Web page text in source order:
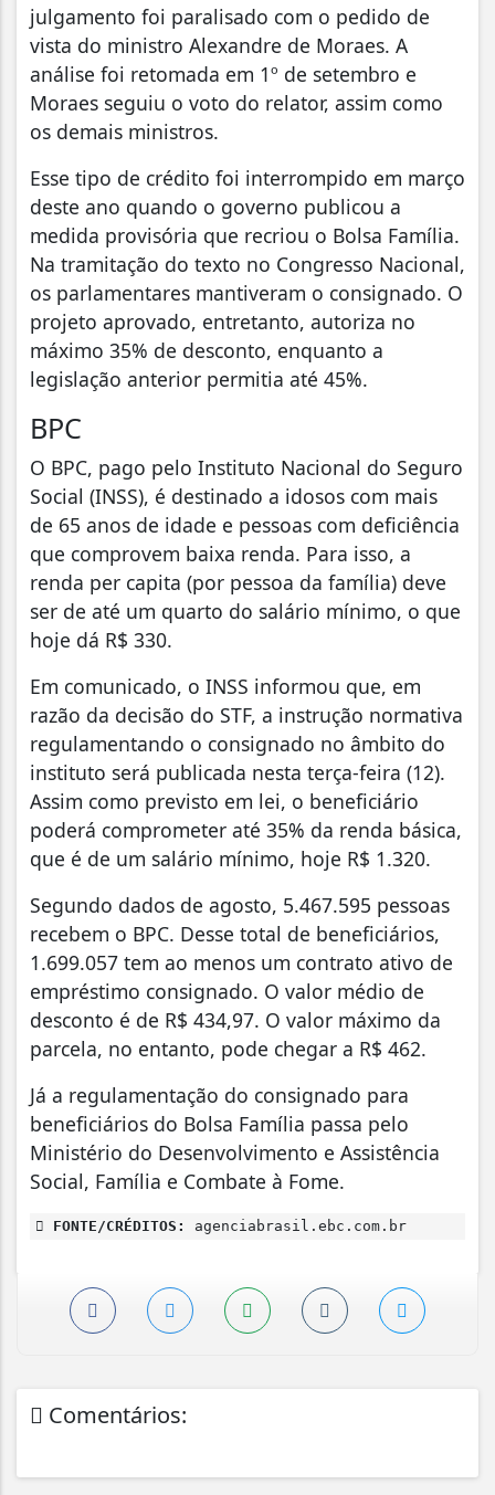
julgamento foi paralisado com o pedido de
vista do ministro Alexandre de Moraes. A
análise foi retomada em 1º de setembro e
Moraes seguiu o voto do relator, assim como
os demais ministros.
Esse tipo de crédito foi interrompido em março
deste ano quando o governo publicou a
medida provisória que recriou o Bolsa Família.
Na tramitação do texto no Congresso Nacional,
os parlamentares mantiveram o consignado. O
projeto aprovado, entretanto, autoriza no
máximo 35% de desconto, enquanto a
legislação anterior permitia até 45%.
BPC
O BPC, pago pelo Instituto Nacional do Seguro
Social (INSS), é destinado a idosos com mais
de 65 anos de idade e pessoas com deficiência
que comprovem baixa renda. Para isso, a
renda per capita (por pessoa da família) deve
ser de até um quarto do salário mínimo, o que
hoje dá R$ 330.
Em comunicado, o INSS informou que, em
razão da decisão do STF, a instrução normativa
regulamentando o consignado no âmbito do
instituto será publicada nesta terça-feira (12).
Assim como previsto em lei, o beneficiário
poderá comprometer até 35% da renda básica,
que é de um salário mínimo, hoje R$ 1.320.
Segundo dados de agosto, 5.467.595 pessoas
recebem o BPC. Desse total de beneficiários,
1.699.057 tem ao menos um contrato ativo de
empréstimo consignado. O valor médio de
desconto é de R$ 434,97. O valor máximo da
parcela, no entanto, pode chegar a R$ 462.
Já a regulamentação do consignado para
beneficiários do Bolsa Família passa pelo
Ministério do Desenvolvimento e Assistência
Social, Família e Combate à Fome.
FONTE/CRÉDITOS: agenciabrasil.ebc.com.br
Comentários: